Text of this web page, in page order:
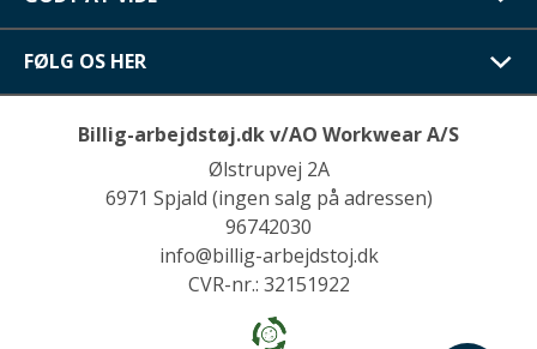
FØLG OS HER
Billig-arbejdstøj.dk v/AO Workwear A/S
Ølstrupvej 2A
6971 Spjald (ingen salg på adressen)
96742030
info@billig-arbejdstoj.dk
CVR-nr.: 32151922